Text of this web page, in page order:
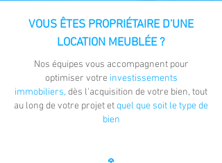
VOUS ÊTES PROPRIÉTAIRE D'UNE
LOCATION MEUBLÉE ?
Nos équipes vous accompagnent pour
optimiser votreinvestissements
immobiliers, dès l'acquisition de votre bien, tout
au long de votre projet etquel que soit le type de
bien